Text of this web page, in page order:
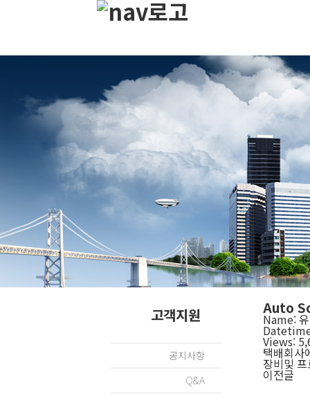
고객지원
공지사항
Q&A
Auto
Name:
Views:
택배회사
장비및
이전글